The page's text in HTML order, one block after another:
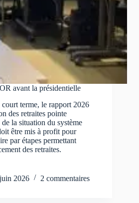
avant la présidentielle
terme, le rapport 2026
des retraites pointe
la situation du système
être mis à profit pour
par étapes permettant
des retraites.
2026 2 commentaires